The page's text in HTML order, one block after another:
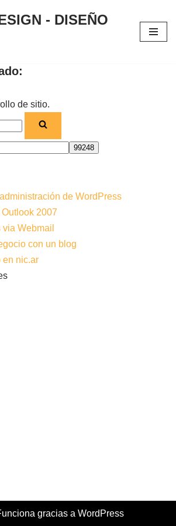
- DISEÑO
de sitio.
de WordPress
2007
Webmail
con un blog
en nic.ar
gracias a WordPress